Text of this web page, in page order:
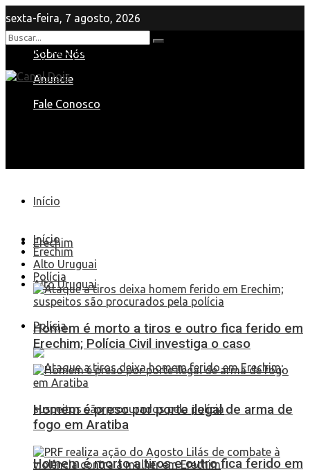
sexta-feira, 7 agosto, 2026
Sobre Nós
Anuncie
Fale Conosco
Nenhum Resultado
View All Result
Início
Erechim
Alto Uruguai
Polícia
Homem é morto a tiros e outro fica ferido em
Início
Erechim
Alto Uruguai
Polícia
Homem é morto a tiros e outro fica ferido em
Erechim; Polícia Civil investiga o caso
Homem é preso por porte ilegal de arma de
fogo em Aratiba